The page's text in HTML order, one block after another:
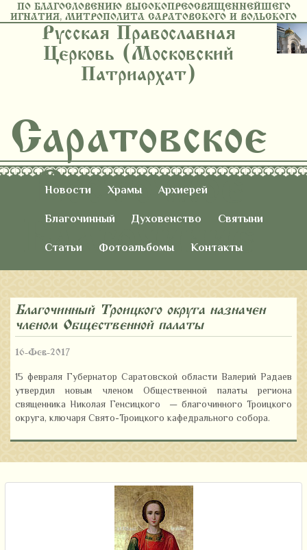
ПО БЛАГОСЛОВЕНИЮ ВЫСОКОПРЕОСВЯЩЕННЕЙШЕГО
ИГНАТИЯ, МИТРОПОЛИТА САРАТОВСКОГО И ВОЛЬСКОГО
Русская Православная
Церковь (Московский
Патриархат)
Саратовское
Восточное
Благочиние
Новости Храмы
Архиерей
Благочинный
Духовенство
Святыни
Статьи
Фотоальбомы Контакты
Благочинный Троицкого округа назначен
членом Общественной палаты
16-Фев-2017
15 февраля Губернатор Саратовской области Валерий Радаев
утвердил новым членом Общественной палаты региона
священника Николая Генсицкого — благочинного Троицкого
округа, ключаря Свято-Троицкого кафедрального собора.